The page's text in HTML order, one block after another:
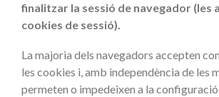
finalitzar la sessió de navegador (les
cookies de sessió).
La majoria dels navegadors accepten
les cookies i, amb independència de les
permeten o impedeixen a la